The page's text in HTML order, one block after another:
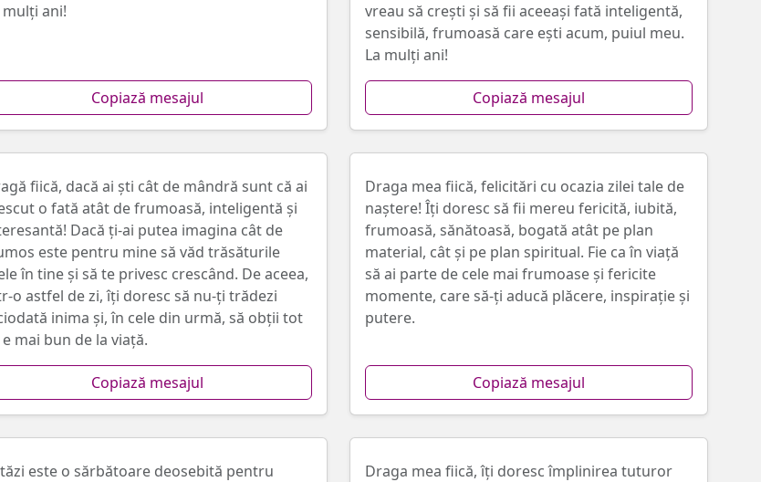
mulți ani!
Copiază mesajul
vreau să crești și să fii aceeași fată inteligentă,
sensibilă, frumoasă care ești acum, puiul meu.
La mulți ani!
Copiază mesajul
fiică, dacă ai ști cât de mândră sunt că ai
o fată atât de frumoasă, inteligentă și
Dacă ți-ai putea imagina cât de
este pentru mine să văd trăsăturile
în tine și să te privesc crescând. De aceea,
o astfel de zi, îți doresc să nu-ți trădezi
inima și, în cele din urmă, să obții tot
e mai bun de la viață.
Copiază mesajul
Draga mea fiică, felicitări cu ocazia zilei tale de
naștere! Îți doresc să fii mereu fericită, iubită,
frumoasă, sănătoasă, bogată atât pe plan
material, cât și pe plan spiritual. Fie ca în viață
să ai parte de cele mai frumoase și fericite
momente, care să-ți aducă plăcere, inspirație și
putere.
Copiază mesajul
este o sărbătoare deosebită pentru
Draga mea fiică, îți doresc împlinirea tuturor